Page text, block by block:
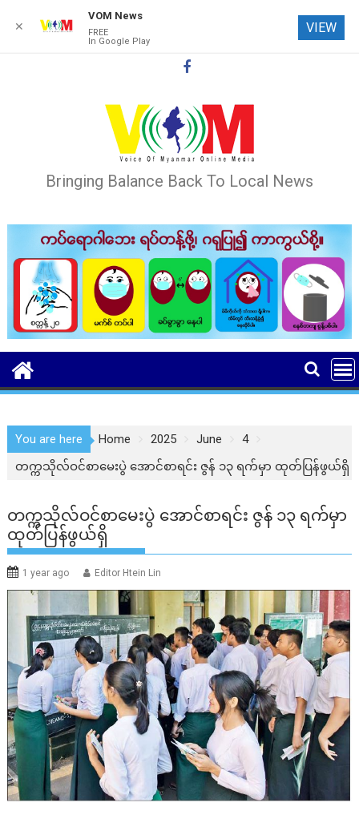
Bringing Balance Back To Local News
You are here Home 2025 June
4
တက္ကသိုလ်ဝင်စာမေးပွဲ အောင်စာရင်း ဇွန် ၁၃ ရက်မှာ ထုတ်ပြန်ဖွယ်ရှိ
တက္ကသိုလ်ဝင်စာမေးပွဲ အောင်စာရင်း ဇွန် ၁၃ ရက်မှာ
ထုတ်ပြန်ဖွယ်ရှိ
1 year ago Editor Htein Lin
✕
VOM News
FREE
In Google Play
VIEW